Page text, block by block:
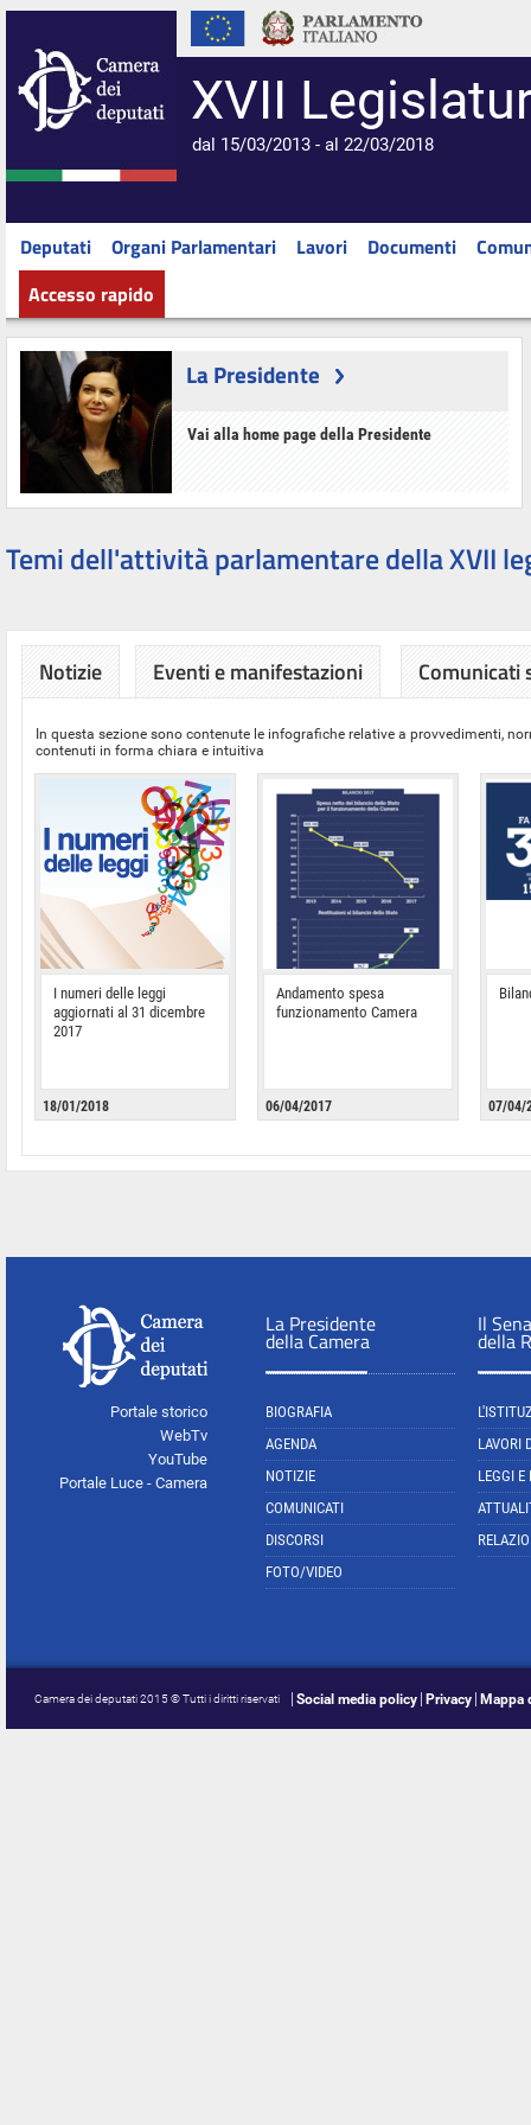
XVII
dal 15/03/2013 - al 22/03/2018
Deputati Organi Parlamentari Lavori Documenti
Accesso rapido
La Presidente
Vai alla home page della Presidente
Temi dell'attività parlamentare della XVII
Notizie Eventi e manifestazioni Comunicati
In questa sezione sono contenute le infografiche relative a provvedimenti,
contenuti in forma chiara e intuitiva
I numeri delle leggi
aggiornati al 31 dicembre
2017
18/01/2018
Andamento spesa
funzionamento Camera
06/04/2017 07/04/
Portale storico
WebTv
YouTube
Portale Luce - Camera
La Presidente
della Camera
BIOGRAFIA
AGENDA
NOTIZIE
COMUNICATI
DISCORSI
FOTO/VIDEO
Il
della
LAVORI
LEGGI E
Camera dei deputati 2015 © Tutti i diritti riservati Social media policy Privacy Mappa